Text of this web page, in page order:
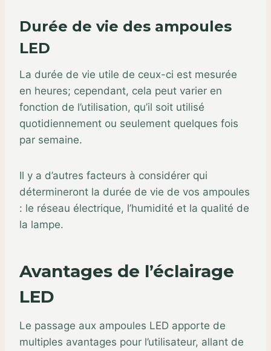
Durée de vie des ampoules
LED
La durée de vie utile de ceux-ci est mesurée
en heures; cependant, cela peut varier en
fonction de l’utilisation, qu’il soit utilisé
quotidiennement ou seulement quelques fois
par semaine.
Il y a d’autres facteurs à considérer qui
détermineront la durée de vie de vos ampoules
: le réseau électrique, l’humidité et la qualité de
la lampe.
Avantages de l’éclairage
LED
Le passage aux ampoules LED apporte de
multiples avantages pour l’utilisateur, allant de